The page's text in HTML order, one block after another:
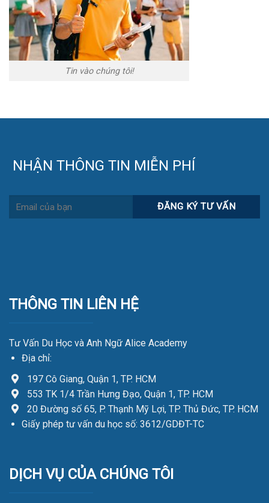
Tin vào chúng tôi!
NHẬN THÔNG TIN MIỄN PHÍ
THÔNG TIN LIÊN HỆ
Tư Vấn Du Học và Anh Ngữ Alice Academy
Địa chỉ:
197 Cô Giang, Quận 1, TP. HCM
553 TK 1/4 Trần Hưng Đạo, Quận 1, TP. HCM
20 Đường số 65, P. Thạnh Mỹ Lợi, TP. Thủ Đức, TP. HCM
Giấy phép tư vấn du học số: 3612/GDĐT-TC
DỊCH VỤ CỦA CHÚNG TÔI